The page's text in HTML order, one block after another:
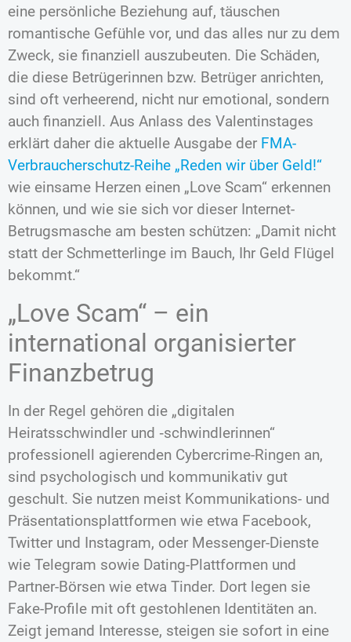
eine persönliche Beziehung auf, täuschen
romantische Gefühle vor, und das alles nur zu dem
Zweck, sie finanziell auszubeuten. Die Schäden,
die diese Betrügerinnen bzw. Betrüger anrichten,
sind oft verheerend, nicht nur emotional, sondern
auch finanziell. Aus Anlass des Valentinstages
erklärt daher die aktuelle Ausgabe der FMA-
Verbraucherschutz-Reihe „Reden wir über Geld!“
wie einsame Herzen einen „Love Scam“ erkennen
können, und wie sie sich vor dieser Internet-
Betrugsmasche am besten schützen: „Damit nicht
statt der Schmetterlinge im Bauch, Ihr Geld Flügel
bekommt.“
„Love Scam“ – ein
international organisierter
Finanzbetrug
In der Regel gehören die „digitalen
Heiratsschwindler und ‑schwindlerinnen“
professionell agierenden Cybercrime-Ringen an,
sind psychologisch und kommunikativ gut
geschult. Sie nutzen meist Kommunikations- und
Präsentationsplattformen wie etwa Facebook,
Twitter und Instagram, oder Messenger-Dienste
wie Telegram sowie Dating-Plattformen und
Partner-Börsen wie etwa Tinder. Dort legen sie
Fake-Profile mit oft gestohlenen Identitäten an.
Zeigt jemand Interesse, steigen sie sofort in eine